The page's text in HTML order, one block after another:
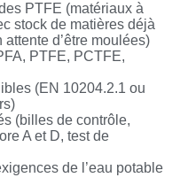
PTFE (matériaux à
stock de matières déjà
d’être moulées)
PTFE, PCTFE,
(EN 10204.2.1 ou
(billes de contrôle,
A et D, test de
de l’eau potable